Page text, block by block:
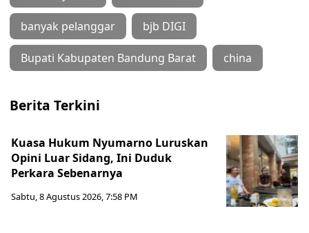
banyak pelanggar bjb DIGI
Bupati Kabupaten Bandung Barat china
Berita Terkini
Kuasa Hukum Nyumarno Luruskan
Opini Luar Sidang, Ini Duduk
Perkara Sebenarnya ​
Sabtu, 8 Agustus 2026, 7:58 PM